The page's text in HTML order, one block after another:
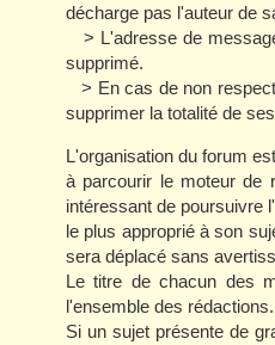
décharge pas l'auteur de
> L'adresse de
supprimé.
> En cas de non
supprimer la totalité de
L'organisation du forum
à parcourir le moteur de
intéressant de poursuivre
le plus approprié à son
sera déplacé sans
Le titre de chacun des
l'ensemble des rédactions.
Si un sujet présente de